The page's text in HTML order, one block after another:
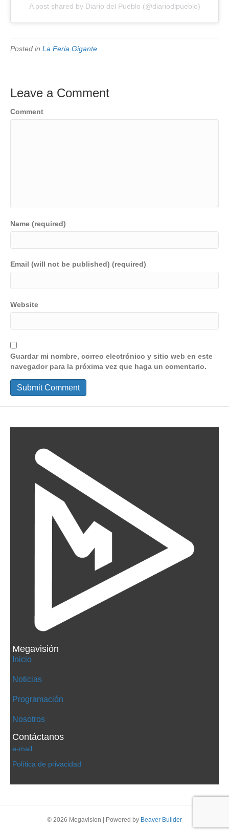
A post shared by Diario del Pueblo (@diariodlpueblo)
Posted in La Feria Gigante
Leave a Comment
Comment
Name (required)
Email (will not be published) (required)
Website
Guardar mi nombre, correo electrónico y sitio web en este
navegador para la próxima vez que haga un comentario.
Megavisión
Inicio
Noticias
Programación
Nosotros
Contáctanos
e-mail
Política de privacidad
© 2026 Megavision Powered by Beaver Builder